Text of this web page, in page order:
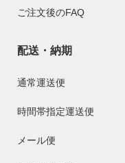
ご注文後のFAQ
配送・納期
通常運送便
時間帯指定運送便
メール便